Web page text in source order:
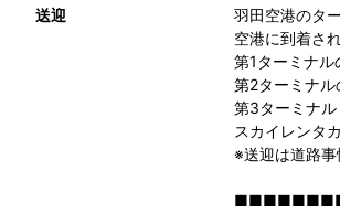
送迎
羽田空港のタ
空港に到着さ
第1ターミナル
第2ターミナル
第3ターミナ
スカイレンタ
※送迎は道路